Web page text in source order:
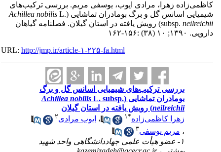
زهرا، مرادی ایوب، یوسفی مریم. بررسی ترکیب‌های
اسانس گل و برگ بومادران تماشایی (
Achillea nobilis L.
subsp.) رویش یافته در استان گیلان. فصلنامه گياهان
۱۳۹۰; ۱۰ (۳۸) :۱۵۶-۱۶۲
URL:http://jmp.ir/article-۱-۲۲۵-fa.html
بررسی ترکیب‌های شیمیایی اسانس گل و برگ
بومادران تماشایی (
Achillea nobilisL. subsp.
neilreichii) رویش یافته در استان گیلان
زهرا کاظمی‌زاده*۱ ،ایوب مرادی ۲
مریم یوسفی ۳
۱- عضو هیأت علمی جهاددانشگاهی واحد شهید